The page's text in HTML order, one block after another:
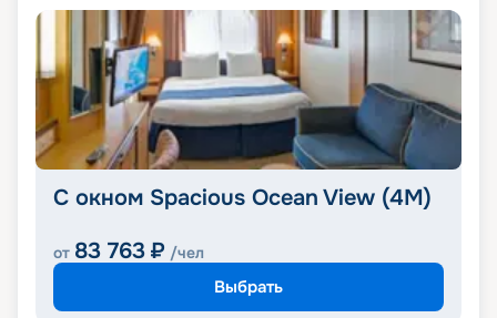
С окном Spacious Ocean View (4M)
от 83 763 ₽ /чел
Выбрать